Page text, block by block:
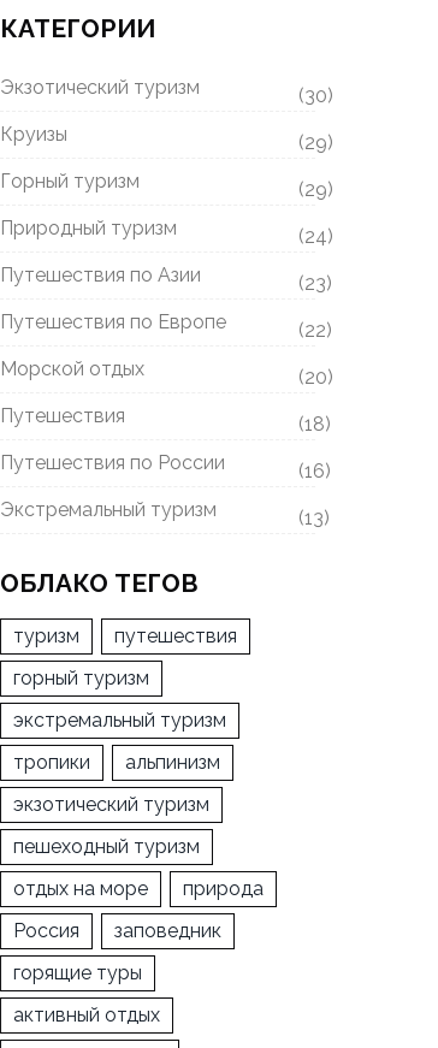
КАТЕГОРИИ
Экзотический туризм
(30)
Круизы
(29)
Горный туризм
(29)
Природный туризм
(24)
Путешествия по Азии
(23)
Путешествия по Европе
(22)
Морской отдых
(20)
Путешествия
(18)
Путешествия по России
(16)
Экстремальный туризм
(13)
ОБЛАКО ТЕГОВ
туризм
путешествия
горный туризм
экстремальный туризм
тропики
альпинизм
экзотический туризм
пешеходный туризм
отдых на море
природа
Россия
заповедник
горящие туры
активный отдых